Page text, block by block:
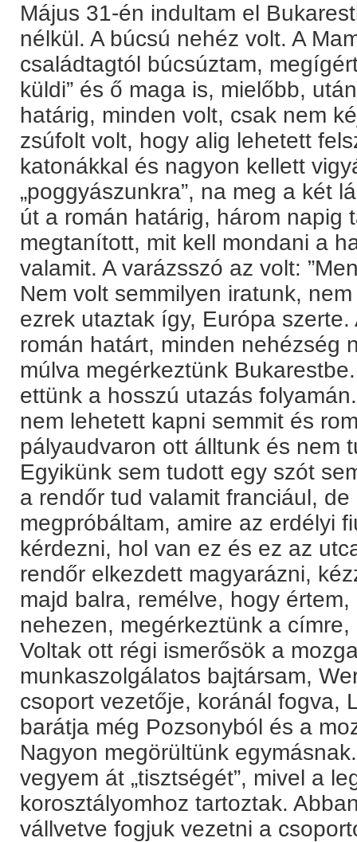
Május 31-én indultam el
nélkül. A búcsú nehéz volt. A
családtagtól búcsúztam,
küldi” és ő maga is, mielőbb,
határig, minden volt, csak nem
zsúfolt volt, hogy alig lehetett
katonákkal és nagyon kellett
„poggyászunkra”, na meg a két
út a román határig, három napig
megtanított, mit kell mondani a
valamit. A varázsszó az volt:
Nem volt semmilyen iratunk,
ezrek utaztak így, Európa
román határt, minden nehézség
múlva megérkeztünk
ettünk a hosszú utazás
nem lehetett kapni semmit és
pályaudvaron ott álltunk és nem
Egyikünk sem tudott egy szót
a rendőr tud valamit franciául,
megpróbáltam, amire az erdélyi
kérdezni, hol van ez és ez az
rendőr elkezdett magyarázni,
majd balra, remélve, hogy
nehezen, megérkeztünk a
Voltak ott régi ismerősök a
munkaszolgálatos bajtársam,
csoport vezetője, koránál fogva,
barátja még Pozsonyból és a
Nagyon megörültünk
vegyem át „tisztségét”, mivel a
korosztályomhoz tartoztak.
vállvetve fogjuk vezetni a